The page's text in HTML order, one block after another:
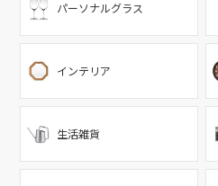
パーソナルグラス
インテリア
生活雑貨